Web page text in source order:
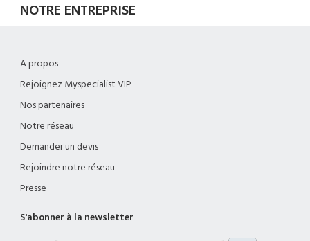
NOTRE ENTREPRISE
A propos
Rejoignez Myspecialist VIP
Nos partenaires
Notre réseau
Demander un devis
Rejoindre notre réseau
Presse
S'abonner à la newsletter